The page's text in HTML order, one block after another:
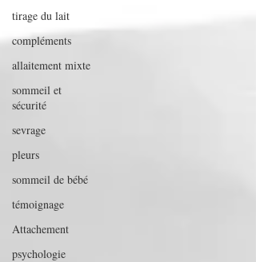
tirage du lait
compléments
allaitement mixte
sommeil et
sécurité
sevrage
pleurs
sommeil de bébé
témoignage
Attachement
psychologie